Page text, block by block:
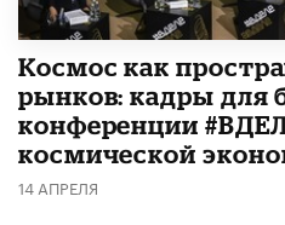
Космос как
рынков: кадры для
конференции
космической
14 АПРЕЛЯ